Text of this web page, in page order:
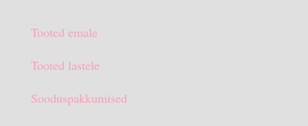
€15.90.
Tooted emale
Tooted lastele
Sooduspakkumised